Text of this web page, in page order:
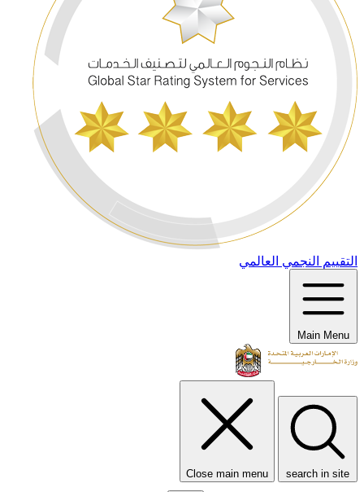
التقييم النجمي العالمي
Main Menu
search in site
Close main menu